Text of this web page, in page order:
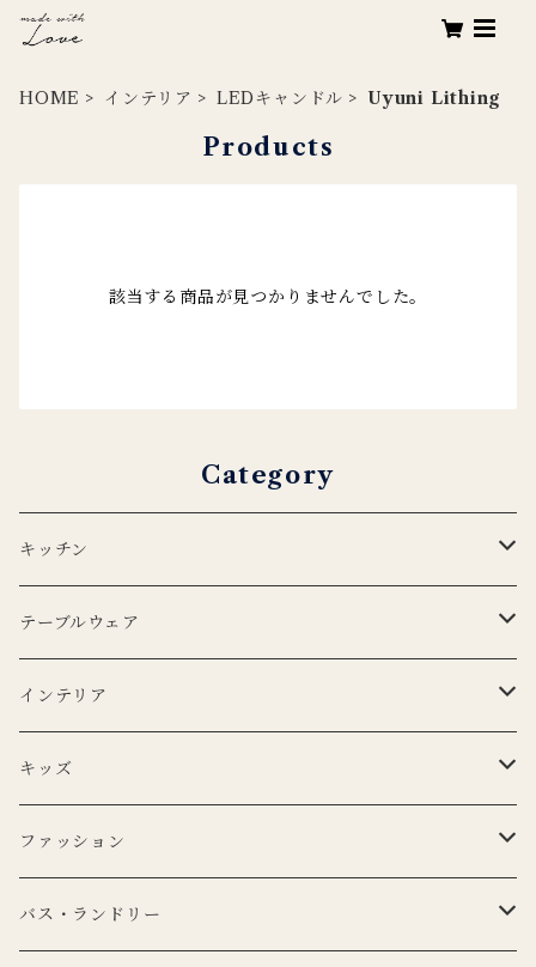
HOME インテリア LEDキャンドル Uyuni Lithing
Products
該当する商品が見つかりませんでした。
Category
キッチン
エプロン
Lino e Lina
BERTOZZI
キッチンクロス
Lino e Lina
BERTOZZI
テーブルウェア
プレート
CARRON
3RD CERAMICS
ボウル
CARRON
KANEKO KOHYO POTTERY
マグカップ
CARRON
グラス
インテリア
ポータブルランプ
マイクロシリーズ
クラシックシリーズ
LEDキャンドル
LEDキャンドル
キャンドルホルダー
キッズ
ぬいぐるみ
ピロー
ファッション
トートバッグ
バス・ランドリー